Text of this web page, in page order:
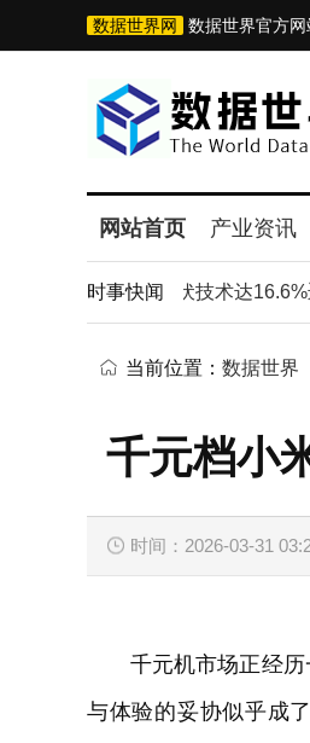
数据世界网 数据世界官方网
网站首页 产业资讯
时事快闻
录！新型薄膜光伏技术达16.6%迈
当前位置： 数据世界
千元档小
时间：2026-03-31
千元机市场正经
与体验的妥协似乎成